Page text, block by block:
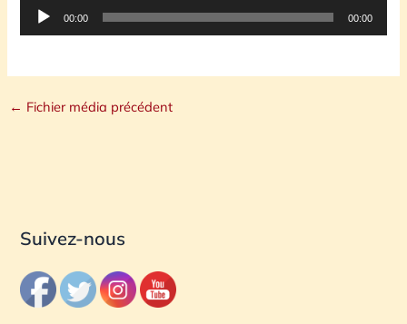
Lecteur
00:00 00:00
← Fichier média précédent
Suivez-nous